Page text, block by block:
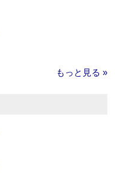
もっと見る »